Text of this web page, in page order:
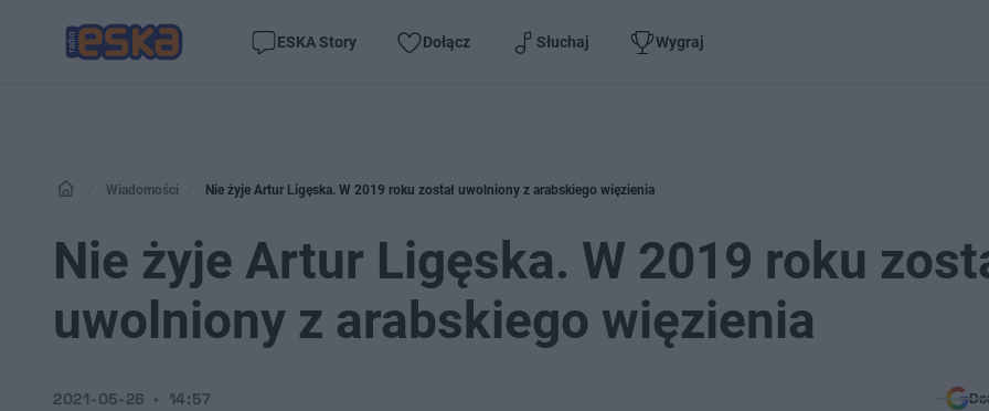
ESKA Story Dołącz Słuchaj Wygraj
Wiadomości Nie żyje Artur Ligęska. W 2019 roku został uwolniony z arabskiego więzienia
Nie żyje Artur Ligęska. W 2019 roku
uwolniony z arabskiego więzienia
2021-05-26 14:57